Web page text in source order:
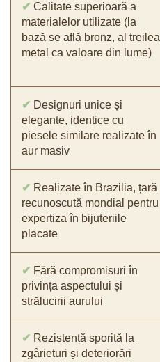
✔ Calitate superioară a
materialelor utilizate (la
bază se află bronz, al treilea
metal ca valoare din lume)
✔ Designuri unice și
elegante, identice cu
piesele similare realizate în
aur masiv
✔ Realizate în Brazilia, țară
recunoscută mondial pentru
expertiza în bijuteriile
placate
✔ Fără compromisuri în
privința aspectului și
strălucirii aurului
✔ Rezistență sporită la
zgârieturi și deteriorări